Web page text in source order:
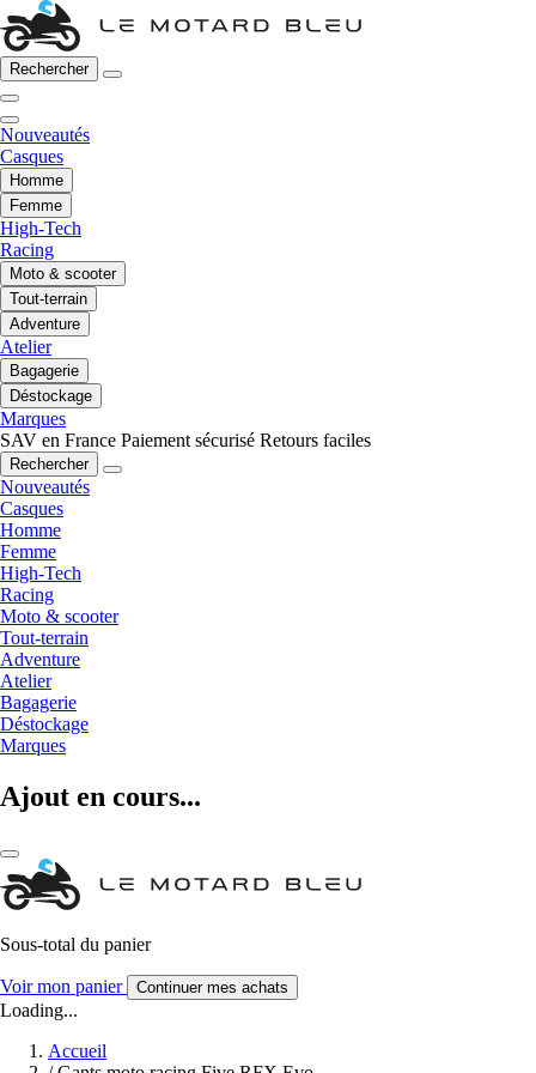
Rechercher
Nouveautés
Casques
Homme
Femme
High-Tech
Racing
Moto & scooter
Tout-terrain
Adventure
Atelier
Bagagerie
Déstockage
Marques
SAV en France Paiement sécurisé Retours faciles
Rechercher
Nouveautés
Casques
Homme
Femme
High-Tech
Racing
Moto & scooter
Tout-terrain
Adventure
Atelier
Bagagerie
Déstockage
Marques
Ajout en cours...
Sous-total du panier
Voir mon panier Continuer mes achats
Loading...
Accueil